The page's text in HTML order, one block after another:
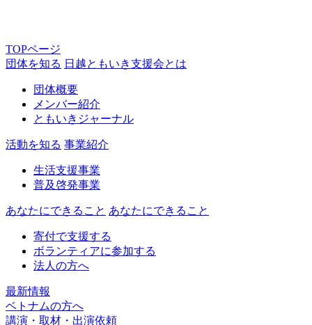
TOPページ
団体を知る 日越ともいき支援会とは
団体概要
メンバー紹介
ともいきジャーナル
活動を知る 事業紹介
生活支援事業
普及啓発事業
あなたにできること あなたにできること
寄付で支援する
ボランティアに参加する
法人の方へ
最新情報
ベトナムの方へ
講演・取材・出演依頼